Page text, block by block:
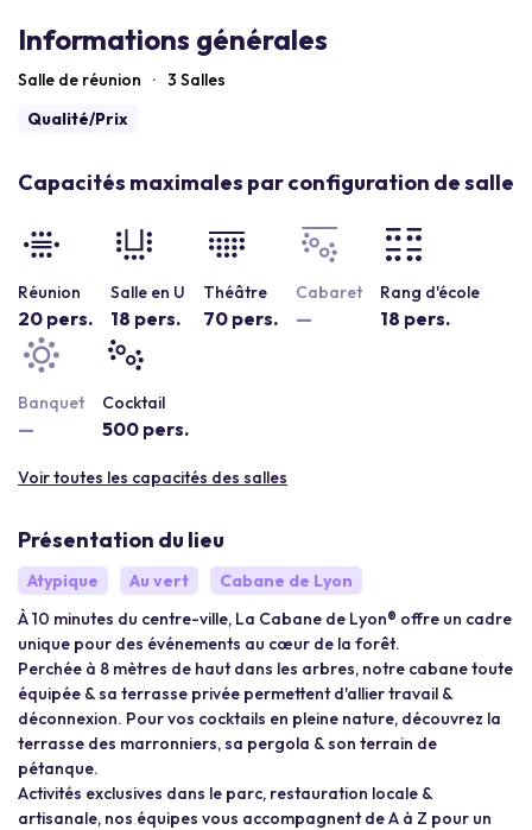
Informations générales
Salle de réunion · 3 Salles
Qualité/Prix
Capacités maximales par configuration de salle
Réunion
20 pers.
Salle en U
18 pers.
Théâtre
70 pers.
Cabaret
—
Rang d'école
18 pers.
Banquet
—
Cocktail
500 pers.
Voir toutes les capacités des salles
Présentation du lieu
Atypique Au vert
Cabane de Lyon
À 10 minutes du centre-ville, La Cabane de Lyon® offre un cadre
unique pour des événements au cœur de la forêt.
Perchée à 8 mètres de haut dans les arbres, notre cabane toute
équipée & sa terrasse privée permettent d'allier travail &
déconnexion. Pour vos cocktails en pleine nature, découvrez la
terrasse des marronniers, sa pergola & son terrain de
pétanque.
Activités exclusives dans le parc, restauration locale &
artisanale, nos équipes vous accompagnent de A à Z pour un